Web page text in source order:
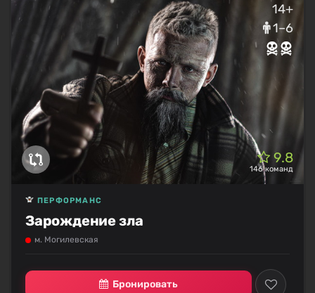
14+
1–6
9.8
146 команд
Зарождение зла
ПЕРФОРМАНС
м. Могилевская
Бронировать